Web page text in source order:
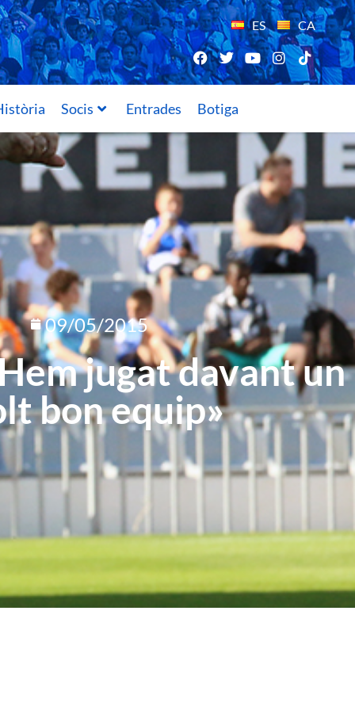
ES CA
Socis Entrades Botiga
09/05/2015
jugat davant un
bon equip»